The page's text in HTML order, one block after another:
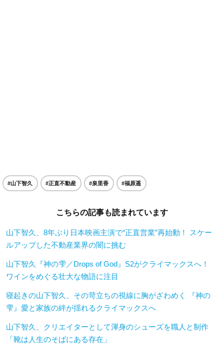
#山下智久 #正直不動産 #泉里香 #福原遥
こちらの記事も読まれています
山下智久、8年ぶり日本映画主演で“正直営業”再始動！ スケー
ルアップした不動産業界の闇に挑む
山下智久『神の雫／Drops of God』S2がクライマックスへ！
ワインをめぐる壮大な物語に注目
寝起きの山下智久、その苛立ちの視線に胸がざわめく 『神の
雫』愛と家族の絆が揺れるクライマックスへ
山下智久、クリエイターとして渾身のシューズを職人と制作
「靴は人生のそばにある存在」